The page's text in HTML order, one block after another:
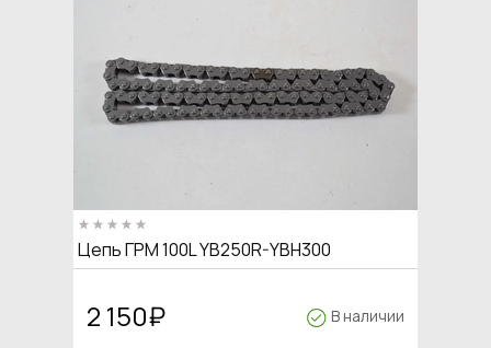
Цепь ГРМ 100L YB250R-YBH300
2 150₽ В наличии